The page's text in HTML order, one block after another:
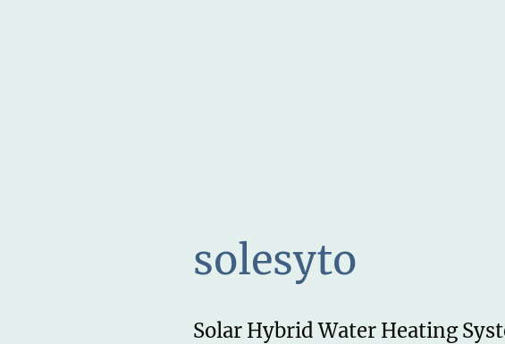
solesyto
Solar Hybrid Water Heating